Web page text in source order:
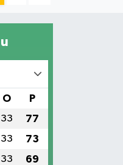
O P
33 77
33 73
33 69